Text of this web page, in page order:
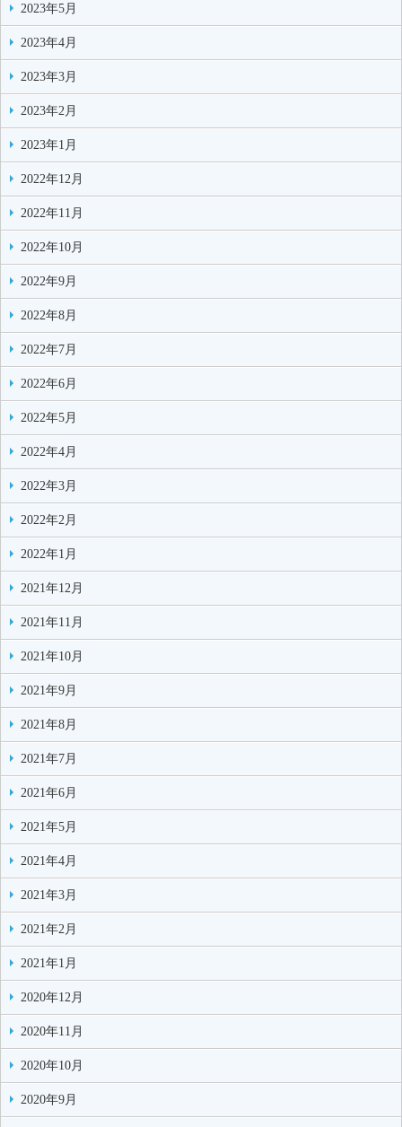
2023年5月
2023年4月
2023年3月
2023年2月
2023年1月
2022年12月
2022年11月
2022年10月
2022年9月
2022年8月
2022年7月
2022年6月
2022年5月
2022年4月
2022年3月
2022年2月
2022年1月
2021年12月
2021年11月
2021年10月
2021年9月
2021年8月
2021年7月
2021年6月
2021年5月
2021年4月
2021年3月
2021年2月
2021年1月
2020年12月
2020年11月
2020年10月
2020年9月